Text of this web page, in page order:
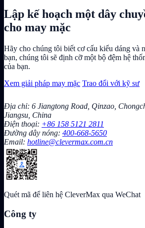
Lập kế hoạch một dây
cho may mặc
Hãy cho chúng tôi biết cơ cấu kiểu dáng và
bạn, chúng tôi sẽ định cỡ một bộ đệm hệ
của bạn.
Xem giải pháp may mặc Trao đổi với kỹ sư
Địa chỉ: 6 Jiangtong Road, Qinzao,
Jiangsu, China
Điện thoại: +86 158 5121 2811
Đường dây nóng: 400-668-5650
Email: hotline@clevermax.com.cn
Quét mã để liên hệ CleverMax qua WeChat
Công ty